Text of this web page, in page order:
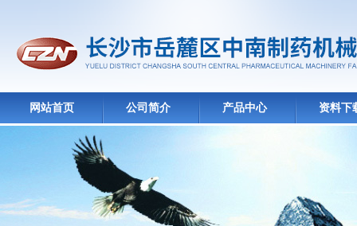
网站首页 公司简介 产品中心 资料下